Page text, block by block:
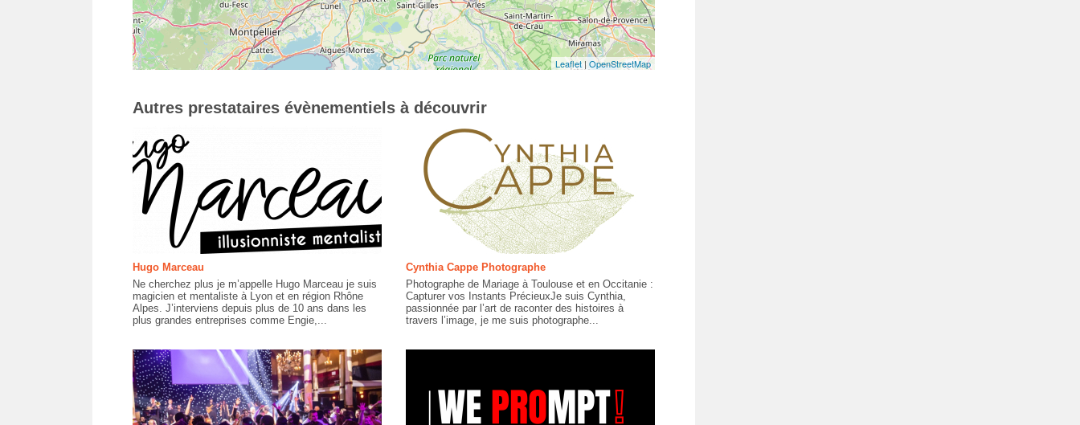
Leaflet| OpenStreetMap
Autres prestataires évènementiels à découvrir
Hugo Marceau
Ne cherchez plus je m’appelle Hugo Marceau je suis
magicien et mentaliste à Lyon et en région Rhône
Alpes. J’interviens depuis plus de 10 ans dans les
plus grandes entreprises comme Engie,...
Cynthia Cappe Photographe
Photographe de Mariage à Toulouse et en Occitanie :
Capturer vos Instants PrécieuxJe suis Cynthia,
passionnée par l’art de raconter des histoires à
travers l’image, je me suis photographe...